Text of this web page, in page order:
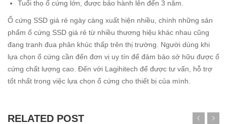
Tuổi thọ ổ cứng lớn, được bảo hành lên đến 3 năm.
Ổ cứng SSD giá rẻ ngày càng xuất hiện nhiều, chính những sản
phẩm ổ cứng SSD giá rẻ từ nhiều thương hiệu khác nhau cũng
đang tranh đua phân khúc thấp trên thị trường. Người dùng khi
lựa chọn ổ cứng cần đến đơn vị uy tín để đảm bảo sở hữu được ổ
cứng chất lượng cao. Đến với Lagihitech để được tư vấn, hỗ trợ
tốt nhất trong việc lựa chọn ổ cứng cho thiết bị của mình.
RELATED POST